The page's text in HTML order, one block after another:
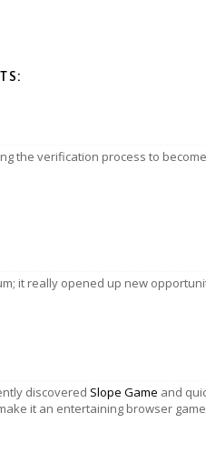
the verification process to become
it really opened up new
discovered Slope Game and
it an entertaining browser